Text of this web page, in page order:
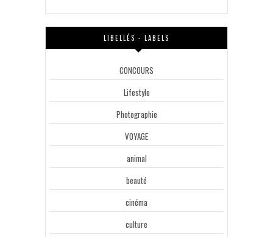
LIBELLÉS - LABELS
CONCOURS
Lifestyle
Photographie
VOYAGE
animal
beauté
cinéma
culture